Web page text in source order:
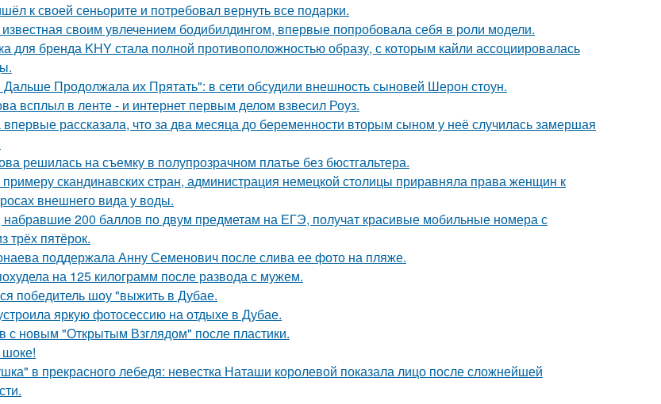
к своей сеньорите и потребовал вернуть все подарки.
своим увлечением бодибилдингом, впервые попробовала себя в роли модели.
для бренда KHY стала полной противоположностью образу, с которым кайли ассоциировалась
Продолжала их Прятать": в сети обсудили внешность сыновей Шерон стоун.
всплыл в ленте - и интернет первым делом взвесил Роуз.
рассказала, что за два месяца до беременности вторым сыном у неё случилась замершая
решилась на съемку в полупрозрачном платье без бюстгальтера.
скандинавских стран, администрация немецкой столицы приравняла права женщин к
внешнего вида у воды.
набравшие 200 баллов по двум предметам на ЕГЭ, получат красивые мобильные номера с
трёх пятёрок.
поддержала Анну Семенович после слива ее фото на пляже.
на 125 килограмм после развода с мужем.
победитель шоу "выжить в Дубае.
яркую фотосессию на отдыхе в Дубае.
с новым "Открытым Взглядом" после пластики.
в прекрасного лебедя: невестка Наташи королевой показала лицо после сложнейшей